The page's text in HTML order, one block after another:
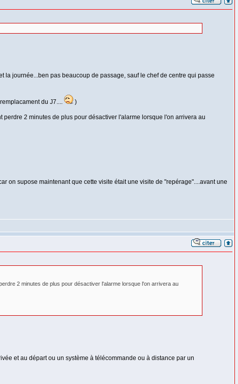
la journée...ben pas beaucoup de passage, sauf le chef de centre qui passe
du J7.... )
2 minutes de plus pour désactiver l'alarme lorsque l'on arrivera au
on supose maintenant que cette visite était une visite de "repérage"....avant une
2 minutes de plus pour désactiver l'alarme lorsque l'on arrivera au
et au départ ou un système à télécommande ou à distance par un